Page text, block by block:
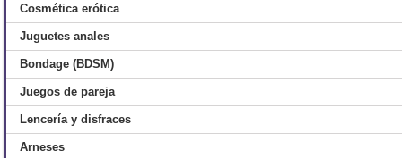
Cosmética erótica
Juguetes anales
Bondage (BDSM)
Juegos de pareja
Lencería y disfraces
Arneses